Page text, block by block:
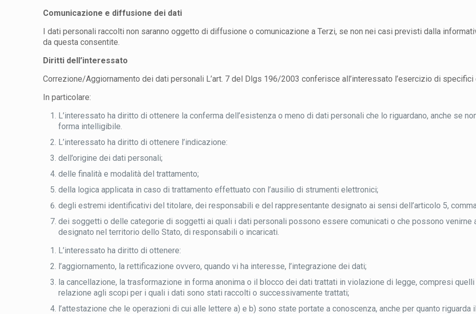
Comunicazione e diffusione dei dati
I dati personali raccolti non saranno oggetto di diffusione o comunicazione a Terzi, se non nei casi previsti dalla
da questa consentite.
Diritti dell’interessato
Correzione/Aggiornamento dei dati personali L’art. 7 del Dlgs 196/2003 conferisce all’interessato l’esercizio di specifici
In particolare:
L’interessato ha diritto di ottenere la conferma dell’esistenza o meno di dati personali che lo riguardano, anche se
forma intelligibile.
L’interessato ha diritto di ottenere l’indicazione:
dell’origine dei dati personali;
delle finalità e modalità del trattamento;
della logica applicata in caso di trattamento effettuato con l’ausilio di strumenti elettronici;
degli estremi identificativi del titolare, dei responsabili e del rappresentante designato ai sensi dell’articolo 5,
dei soggetti o delle categorie di soggetti ai quali i dati personali possono essere comunicati o che possono venirne
designato nel territorio dello Stato, di responsabili o incaricati.
L’interessato ha diritto di ottenere:
l’aggiornamento, la rettificazione ovvero, quando vi ha interesse, l’integrazione dei dati;
la cancellazione, la trasformazione in forma anonima o il blocco dei dati trattati in violazione di legge, compresi
relazione agli scopi per i quali i dati sono stati raccolti o successivamente trattati;
l’attestazione che le operazioni di cui alle lettere a) e b) sono state portate a conoscenza, anche per quanto